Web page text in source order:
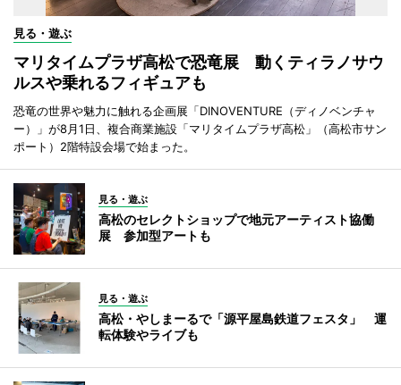
見る・遊ぶ
マリタイムプラザ高松で恐竜展 動くティラノサウ
ルスや乗れるフィギュアも
恐竜の世界や魅力に触れる企画展「DINOVENTURE（ディノベンチャ
ー）」が8月1日、複合商業施設「マリタイムプラザ高松」（高松市サン
ポート）2階特設会場で始まった。
見る・遊ぶ
高松のセレクトショップで地元アーティスト協働
展 参加型アートも
見る・遊ぶ
高松・やしまーるで「源平屋島鉄道フェスタ」 運
転体験やライブも